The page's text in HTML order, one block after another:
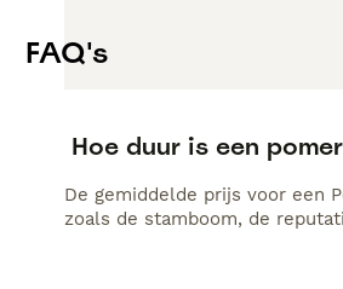
FAQ's
Hoe duur is een
De gemiddelde prijs voor een
zoals de stamboom, de